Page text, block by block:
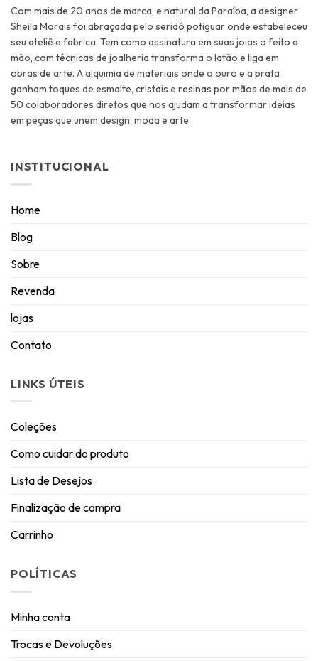
Com mais de 20 anos de marca, e natural da Paraíba, a designer
Sheila Morais foi abraçada pelo seridó potiguar onde estabeleceu
seu ateliê e fabrica. Tem como assinatura em suas joias o feito a
mão, com técnicas de joalheria transforma o latão e liga em
obras de arte. A alquimia de materiais onde o ouro e a prata
ganham toques de esmalte, cristais e resinas por mãos de mais de
50 colaboradores diretos que nos ajudam a transformar ideias
em peças que unem design, moda e arte.
INSTITUCIONAL
Home
Blog
Sobre
Revenda
lojas
Contato
LINKS ÚTEIS
Coleções
Como cuidar do produto
Lista de Desejos
Finalização de compra
Carrinho
POLÍTICAS
Minha conta
Trocas e Devoluções